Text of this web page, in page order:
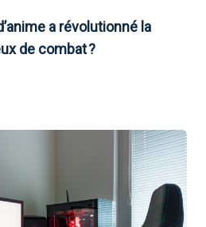
a révolutionné la
de combat ?